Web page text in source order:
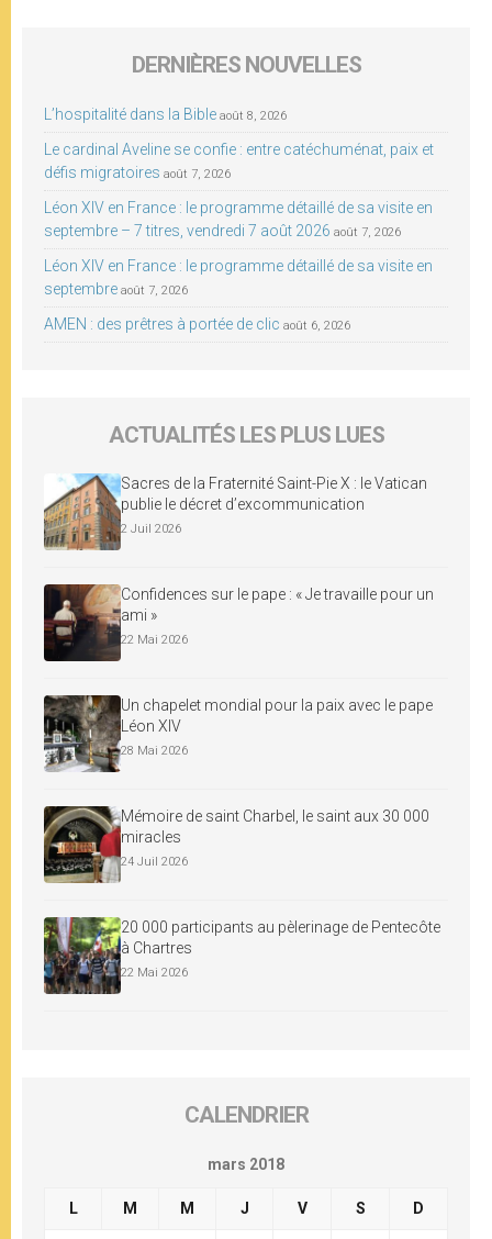
DERNIÈRES NOUVELLES
L’hospitalité dans la Bible août 8, 2026
Le cardinal Aveline se confie : entre catéchuménat, paix et
défis migratoires août 7, 2026
Léon XIV en France : le programme détaillé de sa visite en
septembre – 7 titres, vendredi 7 août 2026 août 7, 2026
Léon XIV en France : le programme détaillé de sa visite en
septembre août 7, 2026
AMEN : des prêtres à portée de clic août 6, 2026
ACTUALITÉS LES PLUS LUES
Sacres de la Fraternité Saint-Pie X : le Vatican
publie le décret d’excommunication
2 Juil 2026
Confidences sur le pape : « Je travaille pour un
ami »
22 Mai 2026
Un chapelet mondial pour la paix avec le pape
Léon XIV
28 Mai 2026
Mémoire de saint Charbel, le saint aux 30 000
miracles
24 Juil 2026
20 000 participants au pèlerinage de Pentecôte
à Chartres
22 Mai 2026
CALENDRIER
mars 2018
L M M J V S D